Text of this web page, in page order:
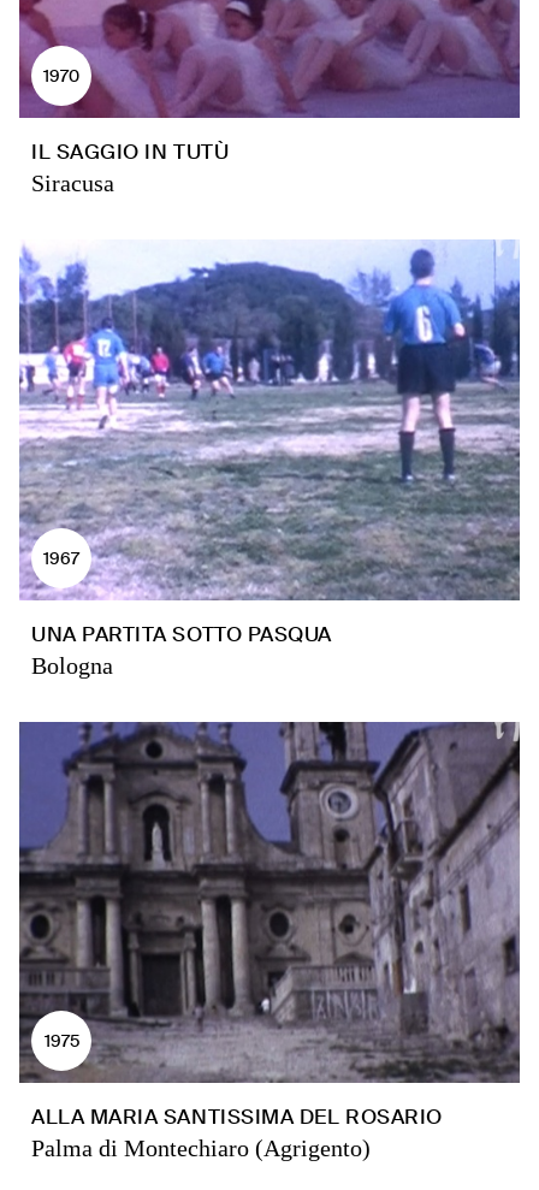
1970
IL SAGGIO IN TUTÙ
Siracusa
1967
UNA PARTITA SOTTO PASQUA
Bologna
1975
ALLA MARIA SANTISSIMA DEL ROSARIO
Palma di Montechiaro (Agrigento)